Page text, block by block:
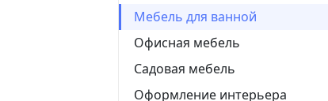
Мебель для ванной
Офисная мебель
Садовая мебель
Оформление интерьера